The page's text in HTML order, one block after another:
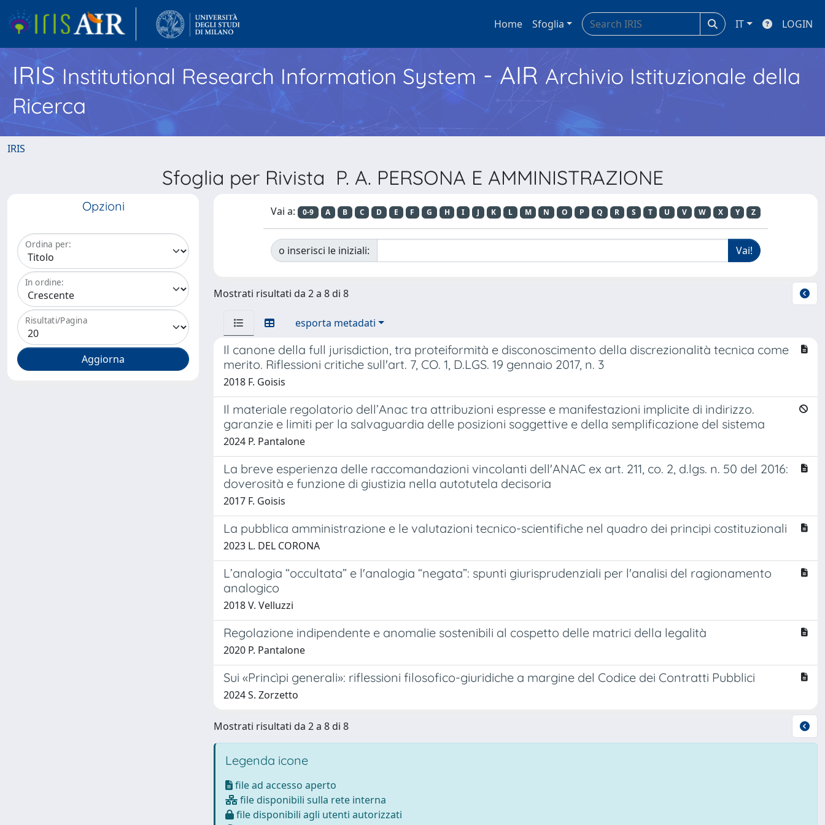
Home Sfoglia IT LOGIN
IRISInstitutional Research Information System - AIR Archivio Istituzionale della
Ricerca
IRIS
Sfoglia per Rivista P. A. PERSONA E AMMINISTRAZIONE
Opzioni
Ordina per:
In ordine:
Risultati/Pagina
Vai a: 0-9 A B C D E F G H I J K L M N O P Q R S T U V W X Y Z
o inserisci le iniziali:
Mostrati risultati da 2 a 8 di 8
esporta metadati
Il canone della full jurisdiction, tra proteiformità e disconoscimento della discrezionalità tecnica come
merito. Riflessioni critiche sull'art. 7, CO. 1, D.LGS. 19 gennaio 2017, n. 3
2018 F. Goisis
Il materiale regolatorio dell’Anac tra attribuzioni espresse e manifestazioni implicite di indirizzo.
garanzie e limiti per la salvaguardia delle posizioni soggettive e della semplificazione del sistema
2024 P. Pantalone
La breve esperienza delle raccomandazioni vincolanti dell'ANAC ex art. 211, co. 2, d.lgs. n. 50 del 2016:
doverosità e funzione di giustizia nella autotutela decisoria
2017 F. Goisis
La pubblica amministrazione e le valutazioni tecnico-scientifiche nel quadro dei principi costituzionali
2023 L. DEL CORONA
L’analogia “occultata” e l'analogia “negata”: spunti giurisprudenziali per l'analisi del ragionamento
analogico
2018 V. Velluzzi
Regolazione indipendente e anomalie sostenibili al cospetto delle matrici della legalità
2020 P. Pantalone
Sui «Princìpi generali»: riflessioni filosofico-giuridiche a margine del Codice dei Contratti Pubblici
2024 S. Zorzetto
Mostrati risultati da 2 a 8 di 8
Legenda icone
file ad accesso aperto
file disponibili sulla rete interna
file disponibili agli utenti autorizzati